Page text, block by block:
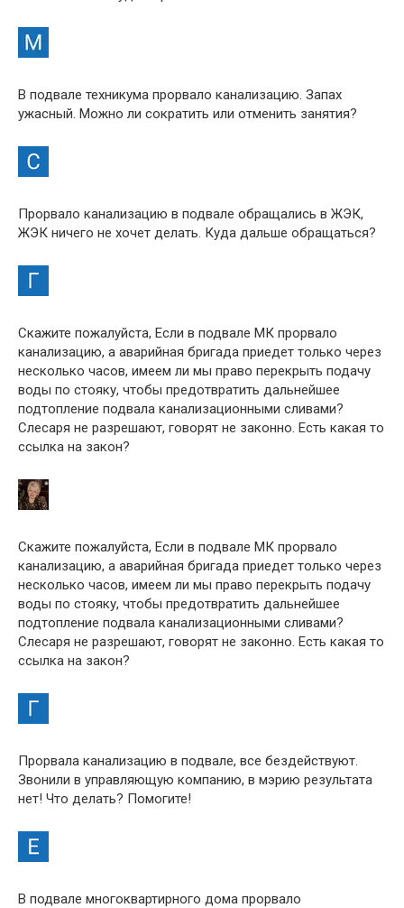
В подвале техникума прорвало канализацию. Запах
ужасный. Можно ли сократить или отменить занятия?
Прорвало канализацию в подвале обращались в ЖЭК,
ЖЭК ничего не хочет делать. Куда дальше обращаться?
Скажите пожалуйста, Если в подвале МК прорвало
канализацию, а аварийная бригада приедет только через
несколько часов, имеем ли мы право перекрыть подачу
воды по стояку, чтобы предотвратить дальнейшее
подтопление подвала канализационными сливами?
Слесаря не разрешают, говорят не законно. Есть какая то
ссылка на закон?
Скажите пожалуйста, Если в подвале МК прорвало
канализацию, а аварийная бригада приедет только через
несколько часов, имеем ли мы право перекрыть подачу
воды по стояку, чтобы предотвратить дальнейшее
подтопление подвала канализационными сливами?
Слесаря не разрешают, говорят не законно. Есть какая то
ссылка на закон?
Прорвала канализацию в подвале, все бездействуют.
Звонили в управляющую компанию, в мэрию результата
нет! Что делать? Помогите!
В подвале многоквартирного дома прорвало